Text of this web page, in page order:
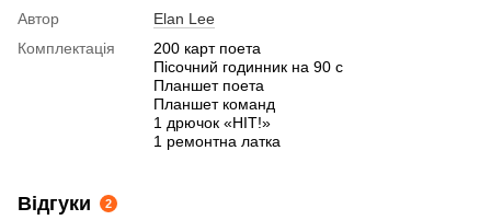
Автор
Elan Lee
Комплектація
200 карт поета
Пісочний годинник на 90 с
Планшет поета
Планшет команд
1 дрючок «НІТ!»
1 ремонтна латка
Відгуки 2